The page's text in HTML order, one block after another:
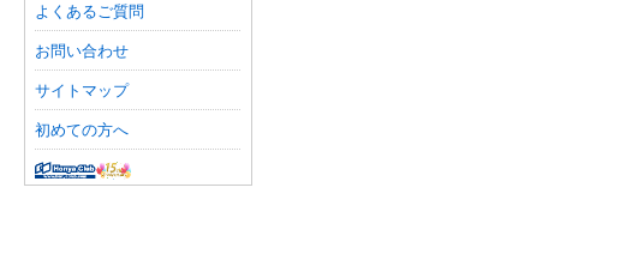
よくあるご質問
お問い合わせ
サイトマップ
初めての方へ